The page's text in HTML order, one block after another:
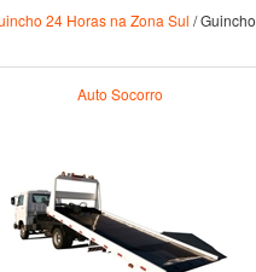
24 Horas na Zona Sul / Guincho
Auto Socorro